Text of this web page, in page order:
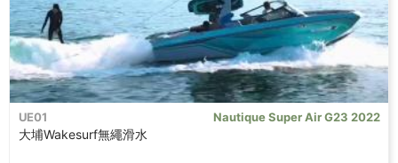
UE01 Nautique Super Air G23 2022
大埔Wakesurf無繩滑水